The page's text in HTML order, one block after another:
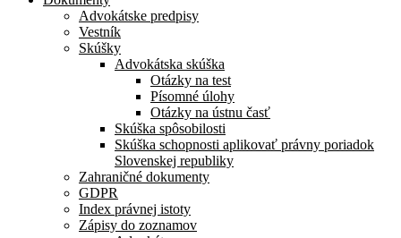
Advokátske predpisy
Vestník
Skúšky
Advokátska skúška
Otázky na test
Písomné úlohy
Otázky na ústnu časť
Skúška spôsobilosti
Skúška schopnosti aplikovať právny poriadok
Slovenskej republiky
Zahraničné dokumenty
GDPR
Index právnej istoty
Zápisy do zoznamov